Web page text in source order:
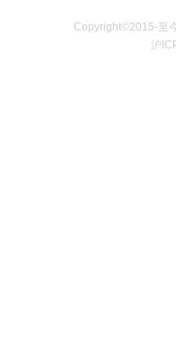
Copyright©2015-至
沪